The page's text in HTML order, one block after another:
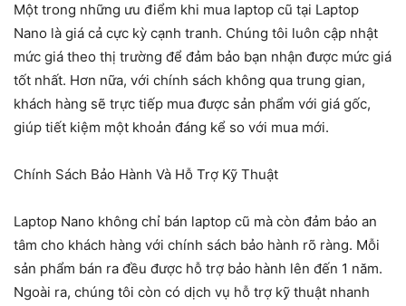
Một trong những ưu điểm khi mua laptop cũ tại Laptop
Nano là giá cả cực kỳ cạnh tranh. Chúng tôi luôn cập nhật
mức giá theo thị trường để đảm bảo bạn nhận được mức giá
tốt nhất. Hơn nữa, với chính sách không qua trung gian,
khách hàng sẽ trực tiếp mua được sản phẩm với giá gốc,
giúp tiết kiệm một khoản đáng kể so với mua mới.
Chính Sách Bảo Hành Và Hỗ Trợ Kỹ Thuật
Laptop Nano không chỉ bán laptop cũ mà còn đảm bảo an
tâm cho khách hàng với chính sách bảo hành rõ ràng. Mỗi
sản phẩm bán ra đều được hỗ trợ bảo hành lên đến 1 năm.
Ngoài ra, chúng tôi còn có dịch vụ hỗ trợ kỹ thuật nhanh